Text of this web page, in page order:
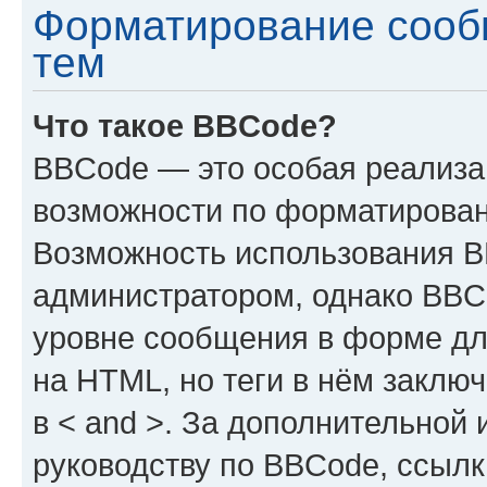
Форматирование
тем
Что такое BBCode?
BBCode — это особая
возможности по
Возможность использования
администратором, однако
уровне сообщения в форме
на HTML, но теги в нём
в < and >. За
руководству по BBCode,